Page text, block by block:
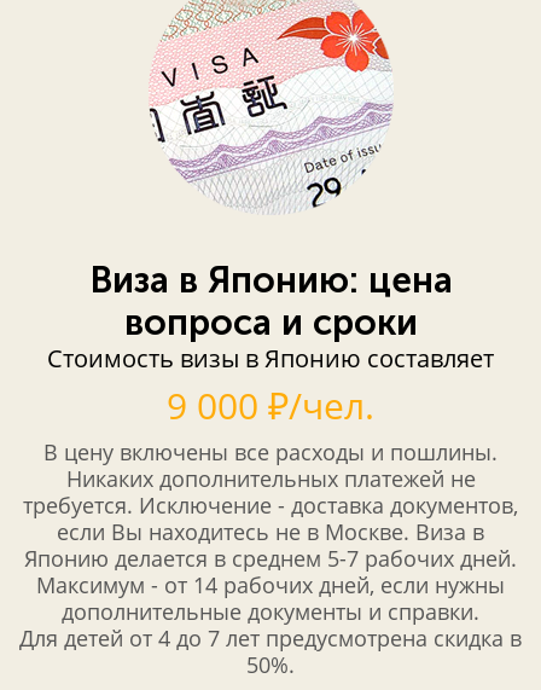
Виза в Японию: цена
вопроса и сроки
Стоимость визы в Японию составляет
9 000 ₽/чел.
В цену включены все расходы и пошлины.
Никаких дополнительных платежей не
требуется. Исключение - доставка документов,
если Вы находитесь не в Москве. Виза в
Японию делается в среднем 5-7 рабочих дней.
Максимум - от 14 рабочих дней, если нужны
дополнительные документы и справки.
Для детей от 4 до 7 лет предусмотрена скидка в
50%.